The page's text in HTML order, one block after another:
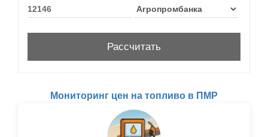
Мониторинг цен на топливо в ПМР